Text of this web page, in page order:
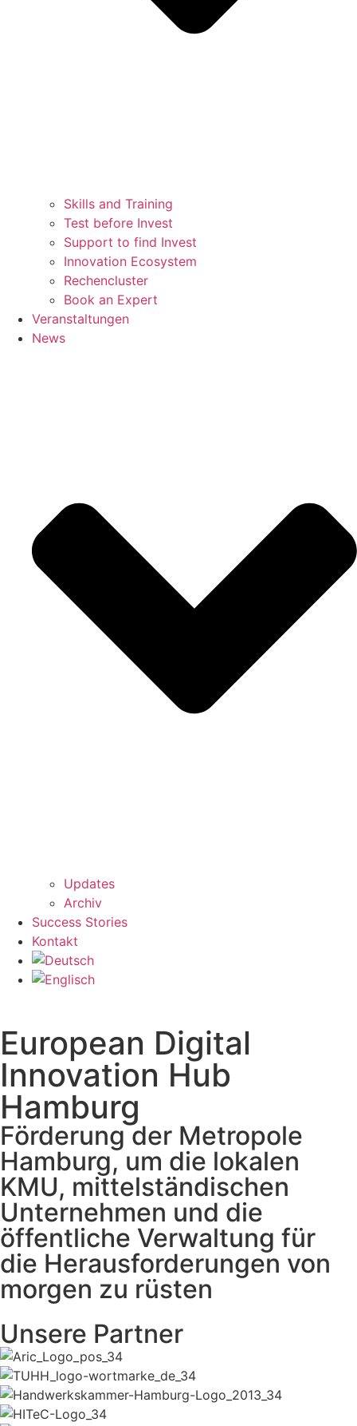
Skills and Training
Test before Invest
Support to find Invest
Innovation Ecosystem
Rechencluster​
Book an Expert
Veranstaltungen
News
Updates
Archiv
Success Stories
Kontakt
European Digital
Innovation Hub
Hamburg
Förderung der Metropole
Hamburg, um die lokalen
KMU, mittelständischen
Unternehmen und die
öffentliche Verwaltung für
die Herausforderungen von
morgen zu rüsten
Unsere Partner